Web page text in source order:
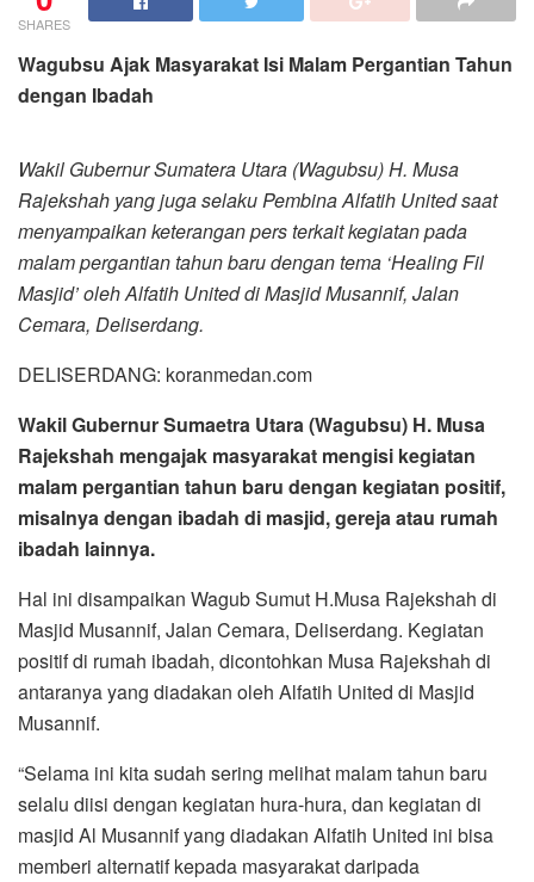
SHARES
Wagubsu Ajak Masyarakat Isi Malam Pergantian Tahun
dengan Ibadah
Wakil Gubernur Sumatera Utara (Wagubsu) H. Musa
Rajekshah yang juga selaku Pembina Alfatih United saat
menyampaikan keterangan pers terkait kegiatan pada
malam pergantian tahun baru dengan tema ‘Healing Fil
Masjid’ oleh Alfatih United di Masjid Musannif, Jalan
Cemara, Deliserdang.
DELISERDANG: koranmedan.com
Wakil Gubernur Sumaetra Utara (Wagubsu) H. Musa
Rajekshah mengajak masyarakat mengisi kegiatan
malam pergantian tahun baru dengan kegiatan positif,
misalnya dengan ibadah di masjid, gereja atau rumah
ibadah lainnya.
Hal ini disampaikan Wagub Sumut H.Musa Rajekshah di
Masjid Musannif, Jalan Cemara, Deliserdang. Kegiatan
positif di rumah ibadah, dicontohkan Musa Rajekshah di
antaranya yang diadakan oleh Alfatih United di Masjid
Musannif.
“Selama ini kita sudah sering melihat malam tahun baru
selalu diisi dengan kegiatan hura-hura, dan kegiatan di
masjid Al Musannif yang diadakan Alfatih United ini bisa
memberi alternatif kepada masyarakat daripada